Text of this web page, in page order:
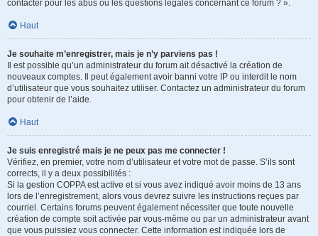
contacter pour les abus ou les questions légales concernant ce forum ? ».
Haut
Je souhaite m’enregistrer, mais je n’y parviens pas !
Il est possible qu’un administrateur du forum ait désactivé la création de
nouveaux comptes. Il peut également avoir banni votre IP ou interdit le nom
d’utilisateur que vous souhaitez utiliser. Contactez un administrateur du forum
pour obtenir de l’aide.
Haut
Je suis enregistré mais je ne peux pas me connecter !
Vérifiez, en premier, votre nom d’utilisateur et votre mot de passe. S’ils sont
corrects, il y a deux possibilités :
Si la gestion COPPA est active et si vous avez indiqué avoir moins de 13 ans
lors de l’enregistrement, alors vous devrez suivre les instructions reçues par
courriel. Certains forums peuvent également nécessiter que toute nouvelle
création de compte soit activée par vous-même ou par un administrateur avant
que vous puissiez vous connecter. Cette information est indiquée lors de